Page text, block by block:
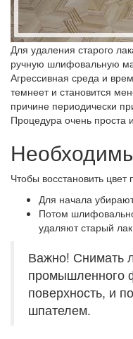
Для удаления старого
ручную шлифовальную
Агрессивная среда и
темнеет и становится
причине периодически
Процедура очень проста
Чтобы восстановить
Для начала
Потом
удаляют старый
Важно! Снимать
промышленного
поверхность, и
шпателем.